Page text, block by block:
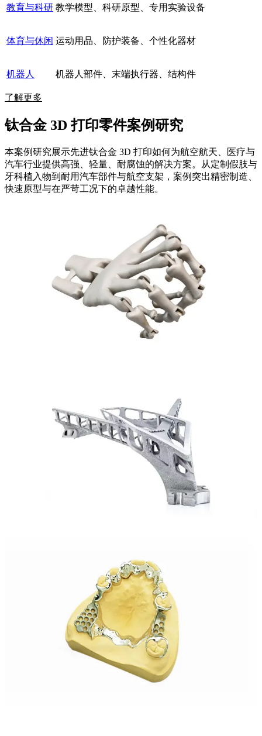
教育与科研 教学模型、科研原型、专用实验设备
体育与休闲 运动用品、防护装备、个性化器材
机器人 机器人部件、末端执行器、结构件
了解更多
钛合金 3D 打印零件案例研究
本案例研究展示先进钛合金 3D 打印如何为航空航天、医疗与
汽车行业提供高强、轻量、耐腐蚀的解决方案。从定制假肢与
牙科植入物到耐用汽车部件与航空支架，案例突出精密制造、
快速原型与在严苛工况下的卓越性能。